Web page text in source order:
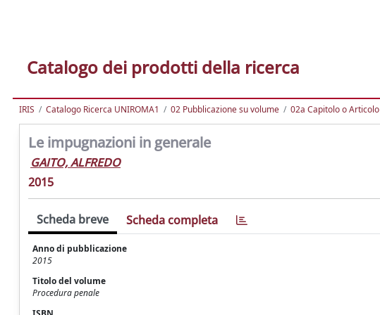
Catalogo dei prodotti della ricerca
IRIS Catalogo Ricerca UNIROMA1 02 Pubblicazione su volume 02a Capitolo o Articolo
Le impugnazioni in generale
GAITO, ALFREDO
2015
Scheda breve Scheda completa
Anno di pubblicazione
2015
Titolo del volume
Procedura penale